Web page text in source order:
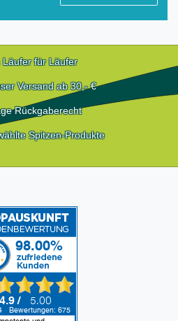
Läufer für Läufer
Versand ab 30,- €
Rückgaberecht
Spitzen-Produkte